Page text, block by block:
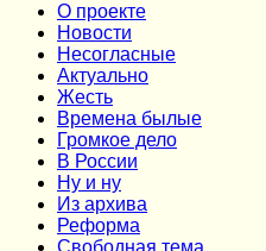
О проекте
Новости
Несогласные
Актуально
Жесть
Времена былые
Громкое дело
В России
Ну и ну
Из архива
Реформа
Cвободная тема